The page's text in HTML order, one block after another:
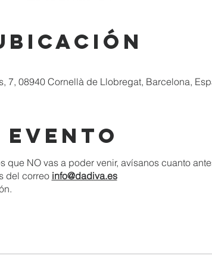
7, 08940 Cornellà de Llobregat, Barcelona,
evento
que NO vas a poder venir, avísanos cuanto
del correo info@dadiva.es